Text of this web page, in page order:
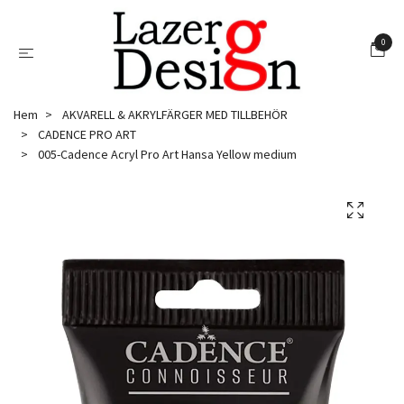
0
Hem
AKVARELL & AKRYLFÄRGER MED TILLBEHÖR
CADENCE PRO ART
005-Cadence Acryl Pro Art Hansa Yellow medium